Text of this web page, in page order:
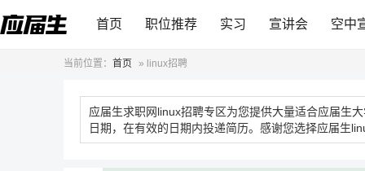
首页 职位推荐 实习 宣讲会 空中
当前位置： 首页 » linux招聘
应届生求职网linux招聘专区为您提供大量适合应届生
日期，在有效的日期内投递简历。感谢您选择应届生